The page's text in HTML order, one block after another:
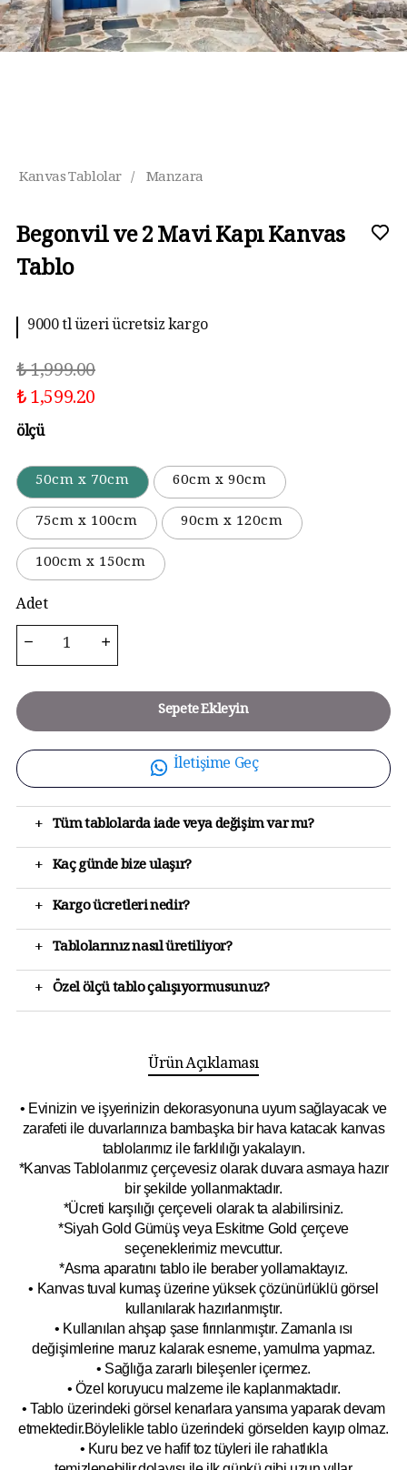
Kanvas Tablolar / Manzara
Begonvil ve 2 Mavi Kapı Kanvas
Tablo
9000 tl üzeri ücretsiz kargo
₺ 1,999.00
₺ 1,599.20
ölçü
50cm x 70cm
60cm x 90cm
75cm x 100cm
90cm x 120cm
100cm x 150cm
Adet
Sepete Ekleyin
İletişime Geç
+ Tüm tablolarda iade veya değişim var mı?
+ Kaç günde bize ulaşır?
+ Kargo ücretleri nedir?
+ Tablolarınız nasıl üretiliyor?
+ Özel ölçü tablo çalışıyormusunuz?
Ürün Açıklaması
• Evinizin ve işyerinizin dekorasyonuna uyum sağlayacak ve
zarafeti ile duvarlarınıza bambaşka bir hava katacak kanvas
tablolarımız ile farklılığı yakalayın.
*Kanvas Tablolarımız çerçevesiz olarak duvara asmaya hazır
bir şekilde yollanmaktadır.
*Ücreti karşılığı çerçeveli olarak ta alabilirsiniz.
*Siyah Gold Gümüş veya Eskitme Gold çerçeve
seçeneklerimiz mevcuttur.
*Asma aparatını tablo ile beraber yollamaktayız.
• Kanvas tuval kumaş üzerine yüksek çözünürlüklü görsel
kullanılarak hazırlanmıştır.
• Kullanılan ahşap şase fırınlanmıştır. Zamanla ısı
değişimlerine maruz kalarak esneme, yamulma yapmaz.
• Sağlığa zararlı bileşenler içermez.
• Özel koruyucu malzeme ile kaplanmaktadır.
• Tablo üzerindeki görsel kenarlara yansıma yaparak devam
etmektedir.Böylelikle tablo üzerindeki görselden kayıp olmaz.
• Kuru bez ve hafif toz tüyleri ile rahatlıkla